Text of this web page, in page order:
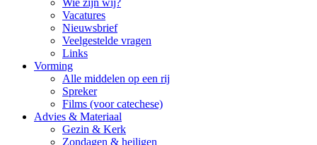
Wie zijn wij?
Vacatures
Nieuwsbrief
Veelgestelde vragen
Links
Vorming
Alle middelen op een rij
Spreker
Films (voor catechese)
Advies & Materiaal
Gezin & Kerk
Zondagen & heiligen